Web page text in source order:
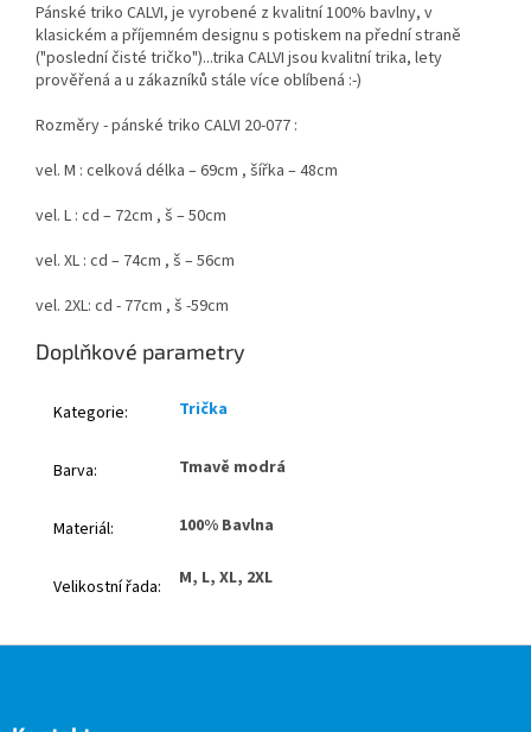
Pánské triko CALVI, je vyrobené z kvalitní 100% bavlny, v
klasickém a příjemném designu s potiskem na přední straně
("poslední čisté tričko")...trika CALVI jsou kvalitní trika, lety
prověřená a u zákazníků stále více oblíbená :-)
Rozměry - pánské triko CALVI 20-077 :
vel. M : celková délka – 69cm , šířka – 48cm
vel. L : cd – 72cm , š – 50cm
vel. XL : cd – 74cm , š – 56cm
vel. 2XL: cd - 77cm , š -59cm
Doplňkové parametry
Kategorie: Trička
Barva: Tmavě modrá
Materiál: 100% Bavlna
Velikostní řada: M, L, XL, 2XL